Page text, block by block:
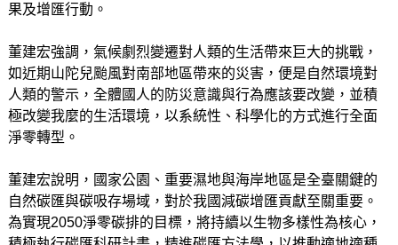
果及增匯行動。
董建宏強調，氣候劇烈變遷對人類的生活帶來巨大的挑戰，
如近期山陀兒颱風對南部地區帶來的災害，便是自然環境對
人類的警示，全體國人的防災意識與行為應該要改變，並積
極改變我麼的生活環境，以系統性、科學化的方式進行全面
淨零轉型。
董建宏說明，國家公園、重要濕地與海岸地區是全臺關鍵的
自然碳匯與碳吸存場域，對於我國減碳增匯貢獻至關重要。
為實現2050淨零碳排的目標，將持續以生物多樣性為核心，